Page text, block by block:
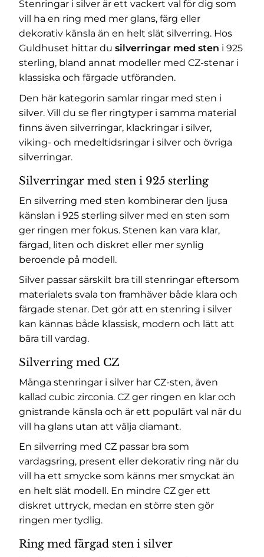
Stenringar i silver är ett vackert val för dig som
vill ha en ring med mer glans, färg eller
dekorativ känsla än en helt slät silverring. Hos
Guldhuset hittar du silverringar med sten i 925
sterling, bland annat modeller med CZ-stenar i
klassiska och färgade utföranden.
Den här kategorin samlar ringar med sten i
silver. Vill du se fler ringtyper i samma material
finns även silverringar, klackringar i silver,
viking- och medeltidsringar i silver och övriga
silverringar.
Silverringar med sten i 925 sterling
En silverring med sten kombinerar den ljusa
känslan i 925 sterling silver med en sten som
ger ringen mer fokus. Stenen kan vara klar,
färgad, liten och diskret eller mer synlig
beroende på modell.
Silver passar särskilt bra till stenringar eftersom
materialets svala ton framhäver både klara och
färgade stenar. Det gör att en stenring i silver
kan kännas både klassisk, modern och lätt att
bära till vardag.
Silverring med CZ
Många stenringar i silver har CZ-sten, även
kallad cubic zirconia. CZ ger ringen en klar och
gnistrande känsla och är ett populärt val när du
vill ha glans utan att välja diamant.
En silverring med CZ passar bra som
vardagsring, present eller dekorativ ring när du
vill ha ett smycke som känns mer smyckat än
en helt slät modell. En mindre CZ ger ett
diskret uttryck, medan en större sten gör
ringen mer tydlig.
Ring med färgad sten i silver